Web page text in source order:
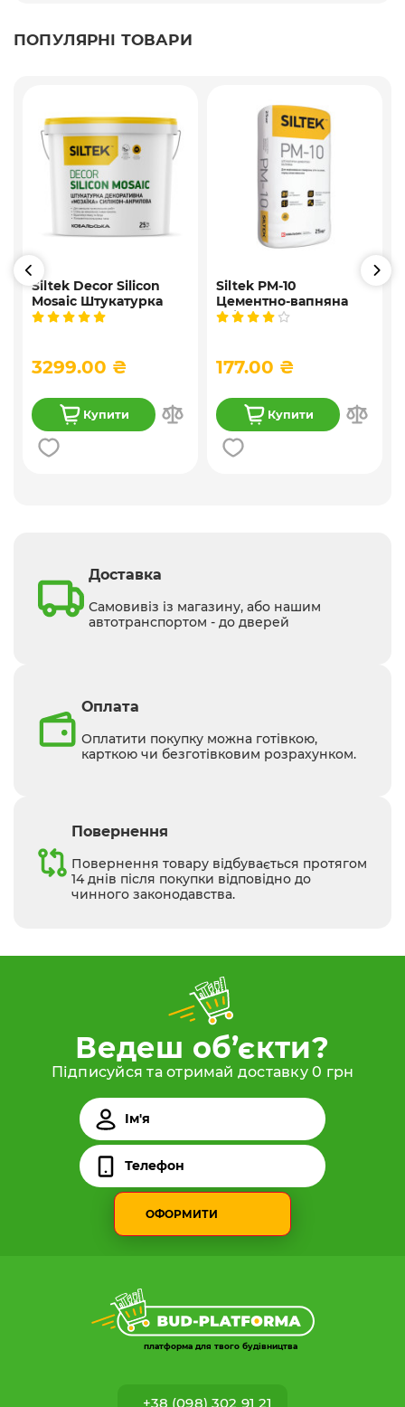
ПОПУЛЯРНІ ТОВАРИ
Siltek Decor Silicon
Mosaic Штукатурка
мозаїчна декоративна
3299.00 ₴
Купити
Siltek PM-10
Цементно-вапняна
універсальна
177.00 ₴
Купити
Доставка
Самовивіз із магазину, або нашим
автотранспортом - до дверей
Оплата
Оплатити покупку можна готівкою,
карткою чи безготівковим розрахунком.
Повернення
Повернення товару відбувається протягом
14 днів після покупки відповідно до
чинного законодавства.
Ведеш об’єкти?
Підписуйся та отримай доставку 0 грн
ОФОРМИТИ
платформа для твого будівництва
+38 (098) 302 91 21